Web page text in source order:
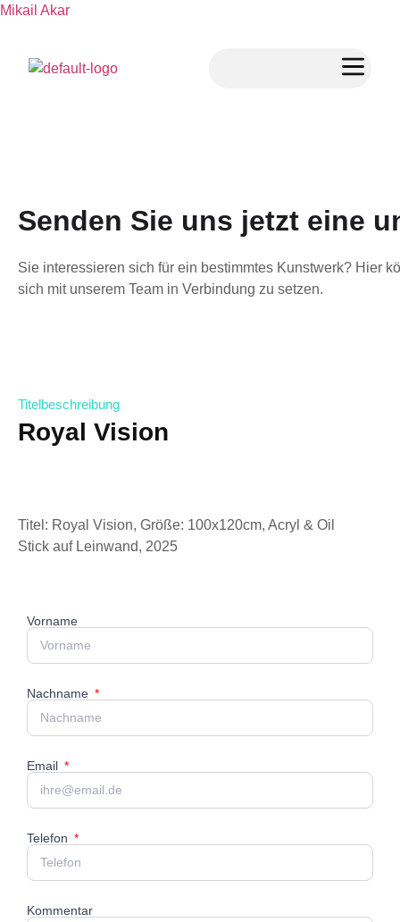
Mikail Akar
Senden Sie uns jetzt eine
Sie interessieren sich für ein bestimmtes Kunstwerk? Hier
sich mit unserem Team in Verbindung zu setzen.
Titelbeschreibung
Royal Vision
Titel: Royal Vision, Größe: 100x120cm, Acryl & Oil
Stick auf Leinwand, 2025
Vorname
Nachname
Email
Telefon
Kommentar